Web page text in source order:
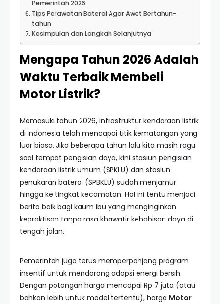
Pemerintah 2026
Tips Perawatan Baterai Agar Awet Bertahun-
tahun
Kesimpulan dan Langkah Selanjutnya
Mengapa Tahun 2026 Adalah
Waktu Terbaik Membeli
Motor Listrik?
Memasuki tahun 2026, infrastruktur kendaraan listrik
di Indonesia telah mencapai titik kematangan yang
luar biasa. Jika beberapa tahun lalu kita masih ragu
soal tempat pengisian daya, kini stasiun pengisian
kendaraan listrik umum (SPKLU) dan stasiun
penukaran baterai (SPBKLU) sudah menjamur
hingga ke tingkat kecamatan. Hal ini tentu menjadi
berita baik bagi kaum ibu yang menginginkan
kepraktisan tanpa rasa khawatir kehabisan daya di
tengah jalan.
Pemerintah juga terus memperpanjang program
insentif untuk mendorong adopsi energi bersih.
Dengan potongan harga mencapai Rp 7 juta (atau
bahkan lebih untuk model tertentu), harga Motor